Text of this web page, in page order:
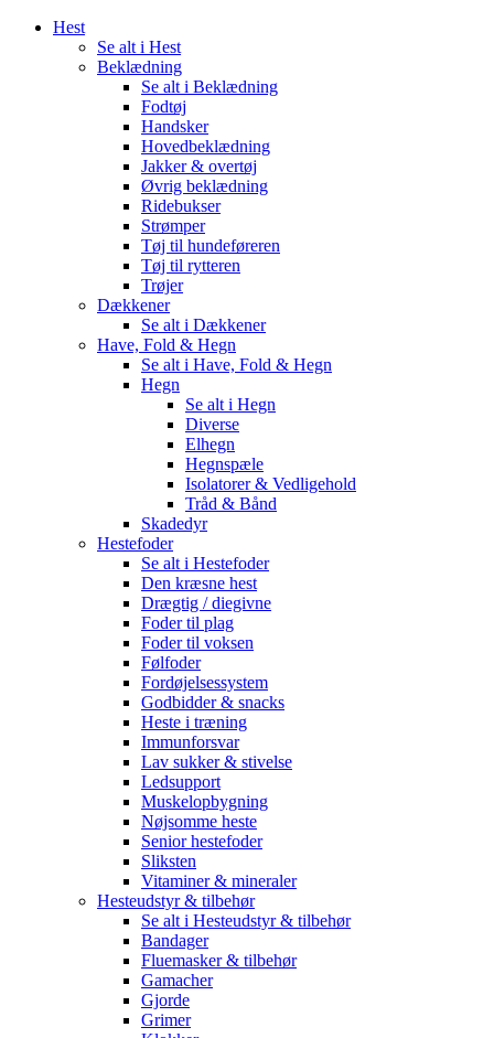
Hest
Se alt i Hest
Beklædning
Se alt i Beklædning
Fodtøj
Handsker
Hovedbeklædning
Jakker & overtøj
Øvrig beklædning
Ridebukser
Strømper
Tøj til hundeføreren
Tøj til rytteren
Trøjer
Dækkener
Se alt i Dækkener
Have, Fold & Hegn
Se alt i Have, Fold & Hegn
Hegn
Se alt i Hegn
Diverse
Elhegn
Hegnspæle
Isolatorer & Vedligehold
Tråd & Bånd
Skadedyr
Hestefoder
Se alt i Hestefoder
Den kræsne hest
Drægtig / diegivne
Foder til plag
Foder til voksen
Følfoder
Fordøjelsessystem
Godbidder & snacks
Heste i træning
Immunforsvar
Lav sukker & stivelse
Ledsupport
Muskelopbygning
Nøjsomme heste
Senior hestefoder
Sliksten
Vitaminer & mineraler
Hesteudstyr & tilbehør
Se alt i Hesteudstyr & tilbehør
Bandager
Fluemasker & tilbehør
Gamacher
Gjorde
Grimer